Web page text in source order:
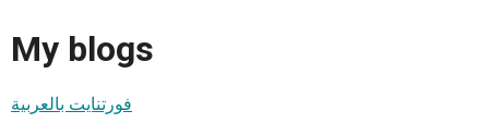
My blogs
فورتنايت بالعربية